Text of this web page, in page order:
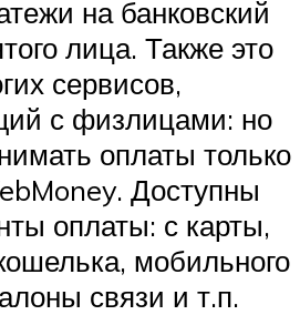
на банковский
лица. Также это
сервисов,
с физлицами: но
оплаты только
Доступны
оплаты: с карты,
мобильного
связи и т.п.